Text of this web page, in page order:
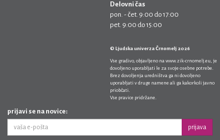
Delovni čas
pon. - čet. 9:00 do 17:00
pet. 9:00 do 15:00
© Ljudska univerza Črnomelj 2026
Vse gradivo, objavljeno na www.zik-crnomelj.eu , je
dovoljeno uporabljati le za svoje osebne potrebe.
Brez dovoljenja uredništva ga ni dovoljeno
uporabljati v druge namene ali ga kakorkoli javno
priobčati.
Vse pravice pridržane.
prijavi se na novice:
prijava